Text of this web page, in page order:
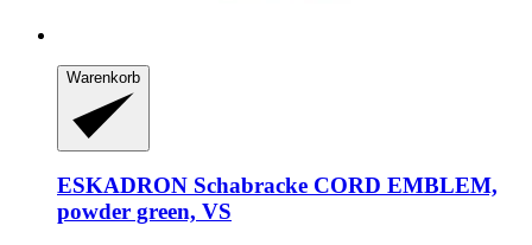
Warenkorb
ESKADRON Schabracke CORD EMBLEM,
powder green, VS